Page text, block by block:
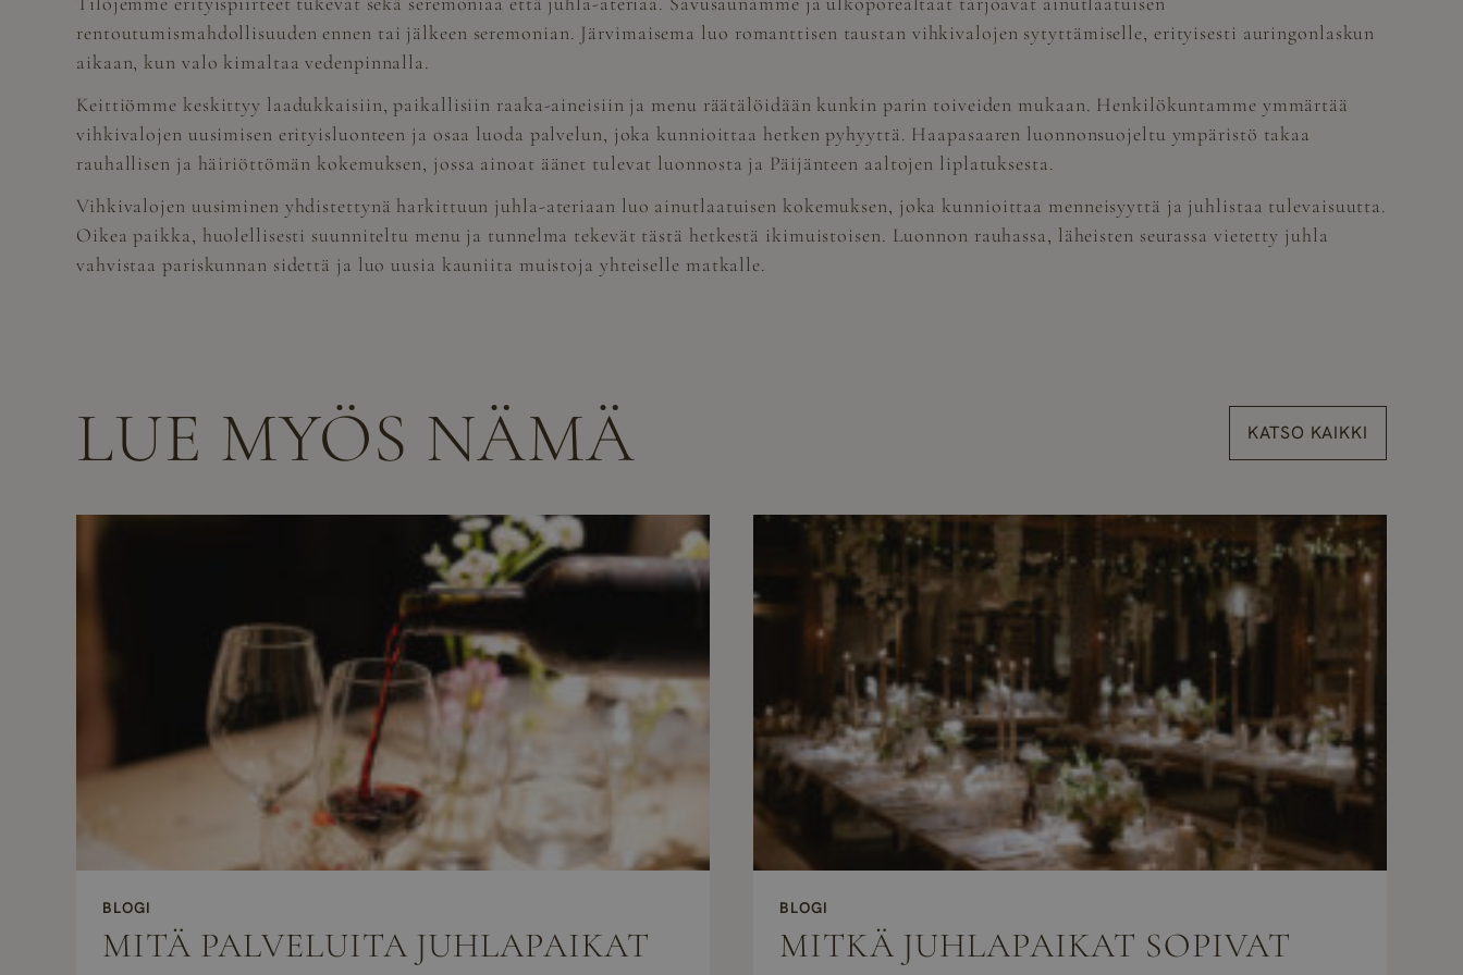
rentoutumismahdollisuuden ennen tai jälkeen seremonian. Järvimaisema luo romanttisen taustan vihkivalojen sytyttämiselle, erityisesti auringonlaskun
aikaan, kun valo kimaltaa vedenpinnalla.
Keittiömme keskittyy laadukkaisiin, paikallisiin raaka-aineisiin ja menu räätälöidään kunkin parin toiveiden mukaan. Henkilökuntamme ymmärtää
vihkivalojen uusimisen erityisluonteen ja osaa luoda palvelun, joka kunnioittaa hetken pyhyyttä. Haapasaaren luonnonsuojeltu ympäristö takaa
rauhallisen ja häiriöttömän kokemuksen, jossa ainoat äänet tulevat luonnosta ja Päijänteen aaltojen liplatuksesta.
Vihkivalojen uusiminen yhdistettynä harkittuun juhla-ateriaan luo ainutlaatuisen kokemuksen, joka kunnioittaa menneisyyttä ja juhlistaa tulevaisuutta.
Oikea paikka, huolellisesti suunniteltu menu ja tunnelma tekevät tästä hetkestä ikimuistoisen. Luonnon rauhassa, läheisten seurassa vietetty juhla
vahvistaa pariskunnan sidettä ja luo uusia kauniita muistoja yhteiselle matkalle.
LUE MYÖS NÄMÄ KATSO KAIKKI
BLOGI
MITÄ PALVELUITA JUHLAPAIKAT
BLOGI
MITKÄ JUHLAPAIKAT SOPIVAT